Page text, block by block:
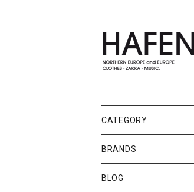
バッグ
メンズファッション
Event
CATEGORY
BRANDS
BLOG